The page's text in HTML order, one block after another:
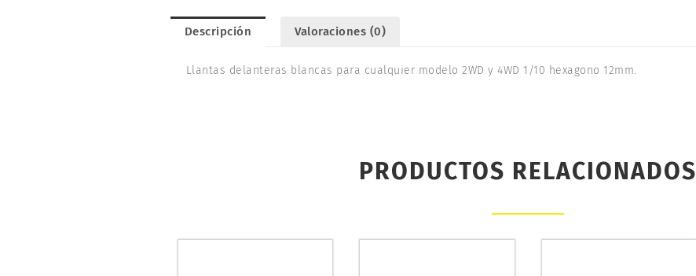
Descripción Valoraciones (0)
Llantas delanteras blancas para cualquier modelo 2WD y 4WD 1/10 hexagono 12mm.
PRODUCTOS RELACIONADOS